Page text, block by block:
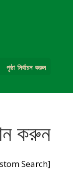
পৃষ্ঠা নির্বাচন করুন
করুন
Search